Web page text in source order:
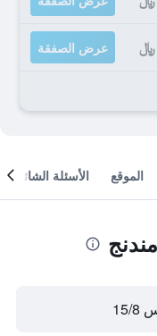
عرض الصفقة
الموقع الأسئلة الشائعة
8